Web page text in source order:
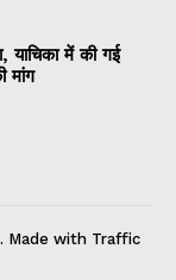
याचिका में की गई
मांग
Made with Traffic